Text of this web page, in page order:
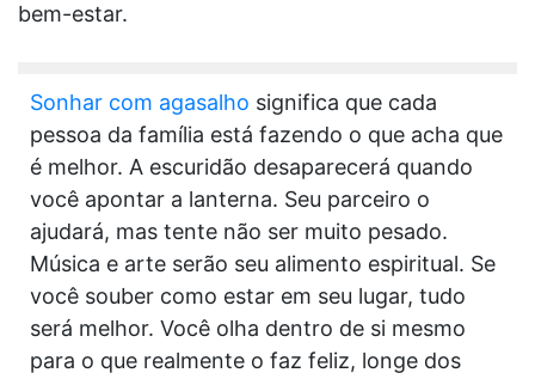
bem-estar.
Sonhar com agasalho significa que cada
pessoa da família está fazendo o que acha que
é melhor. A escuridão desaparecerá quando
você apontar a lanterna. Seu parceiro o
ajudará, mas tente não ser muito pesado.
Música e arte serão seu alimento espiritual. Se
você souber como estar em seu lugar, tudo
será melhor. Você olha dentro de si mesmo
para o que realmente o faz feliz, longe dos